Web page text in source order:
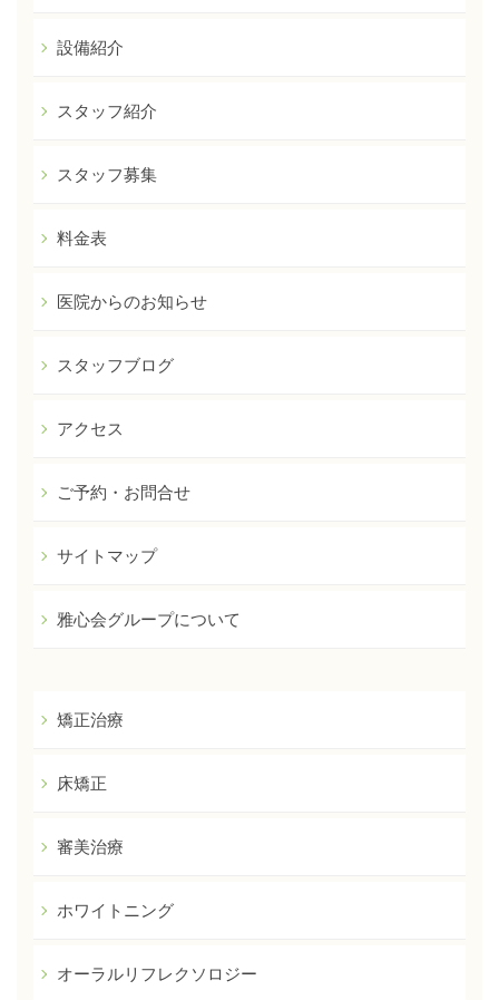
設備紹介
スタッフ紹介
スタッフ募集
料金表
医院からのお知らせ
スタッフブログ
アクセス
ご予約・お問合せ
サイトマップ
雅心会グループについて
矯正治療
床矯正
審美治療
ホワイトニング
オーラルリフレクソロジー